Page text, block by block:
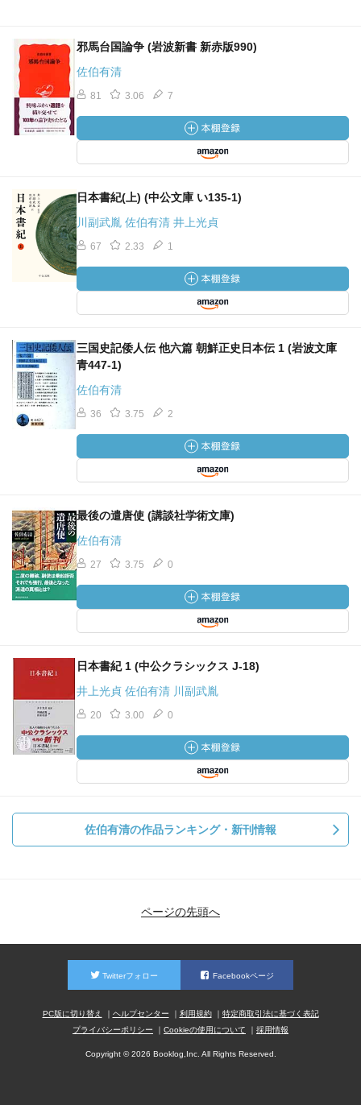
邪馬台国論争 (岩波新書 新赤版990)
佐伯有清
81 3.06 7
日本書紀(上) (中公文庫 い135-1)
川副武胤 佐伯有清 井上光貞
67 2.33 1
三国史記倭人伝 他六篇 朝鮮正史日本伝 1 (岩波文庫
青447-1)
佐伯有清
36 3.75 2
最後の遣唐使 (講談社学術文庫)
佐伯有清
27 3.75 0
日本書紀 1 (中公クラシックス J-18)
井上光貞 佐伯有清 川副武胤
20 3.00 0
佐伯有清の作品ランキング・新刊情報
ページの先頭へ
Twitterフォロー Facebookページ
PC版に切り替え ヘルプセンター 利用規約
特定商取引法に基づく表記
プライバシーポリシー
Cookieの使用について 採用情報
Copyright © 2026 Booklog,Inc. All Rights Reserved.